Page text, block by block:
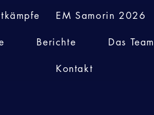
EM Samorin 2026
Berichte Das Team
Kontakt